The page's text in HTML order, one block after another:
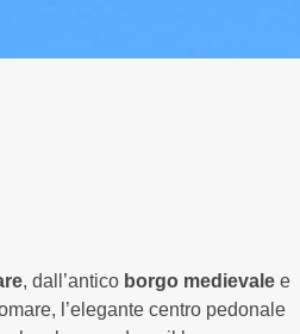
, dall’antico borgo medievale e
l’elegante centro pedonale